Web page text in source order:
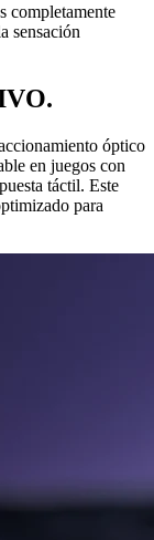
completamente
sensación
óptico
en juegos con
táctil. Este
para